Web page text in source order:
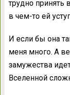
трудно принять
в чем-то ей
И если бы она
меня много. А
замужества
Вселенной